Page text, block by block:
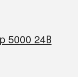
5000 24В